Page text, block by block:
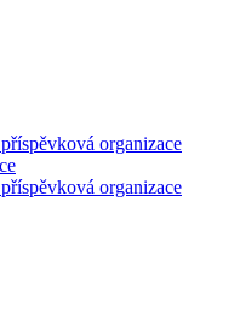
příspěvková organizace
příspěvková organizace